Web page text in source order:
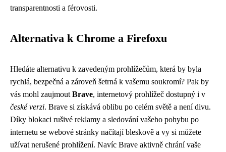
transparentnosti a férovosti.
Alternativa k Chrome a Firefoxu
Hledáte alternativu k zavedeným prohlížečům, která by byla
rychlá, bezpečná a zároveň šetrná k vašemu soukromí? Pak by
vás mohl zaujmout Brave, internetový prohlížeč dostupný i v
české verzi. Brave si získává oblibu po celém světě a není divu.
Díky blokaci rušivé reklamy a sledování vašeho pohybu po
internetu se webové stránky načítají bleskově a vy si můžete
užívat nerušené prohlížení. Navíc Brave aktivně chrání vaše